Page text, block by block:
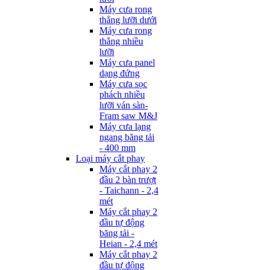
Máy cưa rong
thẳng lưỡi dưới
Máy cưa rong
thẳng nhiều
lưỡi
Máy cưa panel
dạng đứng
Máy cưa sọc
phách nhiều
lưỡi ván sàn-
Fram saw M&J
Máy cưa lạng
ngang băng tải
- 400 mm
Loại máy cắt phay
Máy cắt phay 2
đầu 2 bàn trượt
- Taichann - 2,4
mét
Máy cắt phay 2
đầu tự động
băng tải -
Heian - 2,4 mét
Máy cắt phay 2
đầu tự động